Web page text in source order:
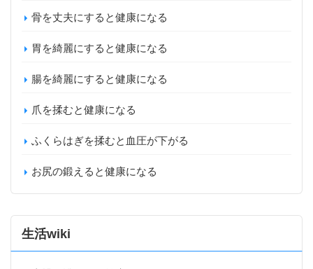
骨を丈夫にすると健康になる
胃を綺麗にすると健康になる
腸を綺麗にすると健康になる
爪を揉むと健康になる
ふくらはぎを揉むと血圧が下がる
お尻の鍛えると健康になる
生活wiki